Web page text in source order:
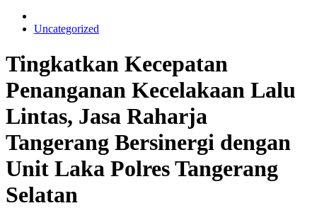
Uncategorized
Tingkatkan Kecepatan
Penanganan Kecelakaan Lalu
Lintas, Jasa Raharja
Tangerang Bersinergi dengan
Unit Laka Polres Tangerang
Selatan